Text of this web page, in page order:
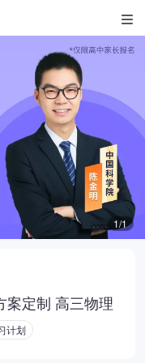
1/1
案定制 高三物理
计划